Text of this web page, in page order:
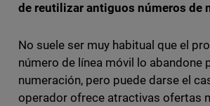
de reutilizar antiguos números de
No suele ser muy habitual que el
número de línea móvil lo abandone
numeración, pero puede darse el
operador ofrece atractivas ofertas